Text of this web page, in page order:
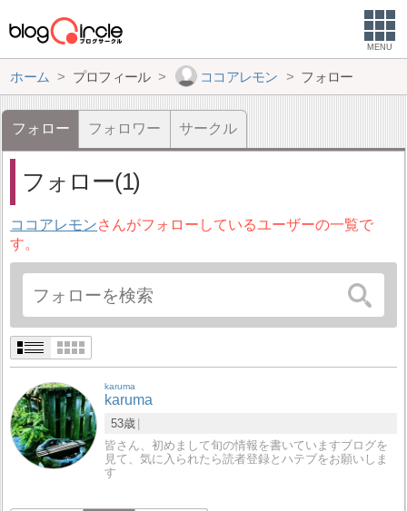
MENU
ホーム プロフィール ココアレモン フォロー
フォロー フォロワー サークル
フォロー(1)
ココアレモンさんがフォローしているユーザーの一覧で
す。
karuma
karuma
53歳
皆さん、初めまして旬の情報を書いていますブログを
見て、気に入られたら読者登録とハテブをお願いしま
す